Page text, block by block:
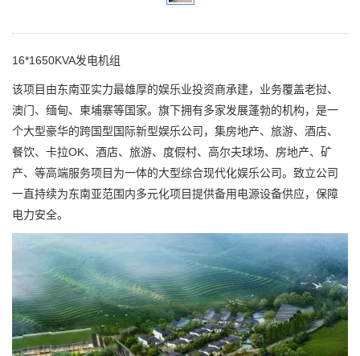
16*1650KVA发电机组
该项目由东南亚实力最雄厚的娱乐业投资商承建，业务覆盖老挝、
澳门、缅甸、柬埔寨等国家。旗下拥有多家发展蓬勃的机构，是一
个大型豪华的跨国型国际新型娱乐公司，集房地产、旅游、酒店、
餐饮、卡拉OK、酒店、旅游、度假村、高尔夫球场、房地产、矿
产、等高端服务项目为一体的大型综合现代化娱乐公司。致立公司
一直持续为东南亚范围内多元化项目提供备用电源设备供应，保障
电力安全。